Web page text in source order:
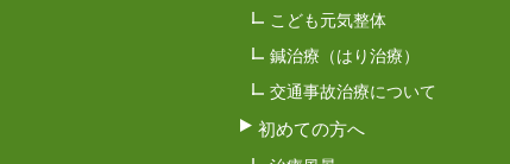
こども元気整体
鍼治療（はり治療）
交通事故治療について
初めての方へ